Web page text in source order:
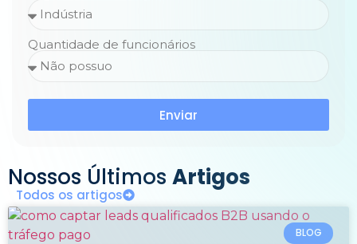
Quantidade de funcionários
Enviar
Nossos Últimos Artigos
Todos os artigos
BLOG